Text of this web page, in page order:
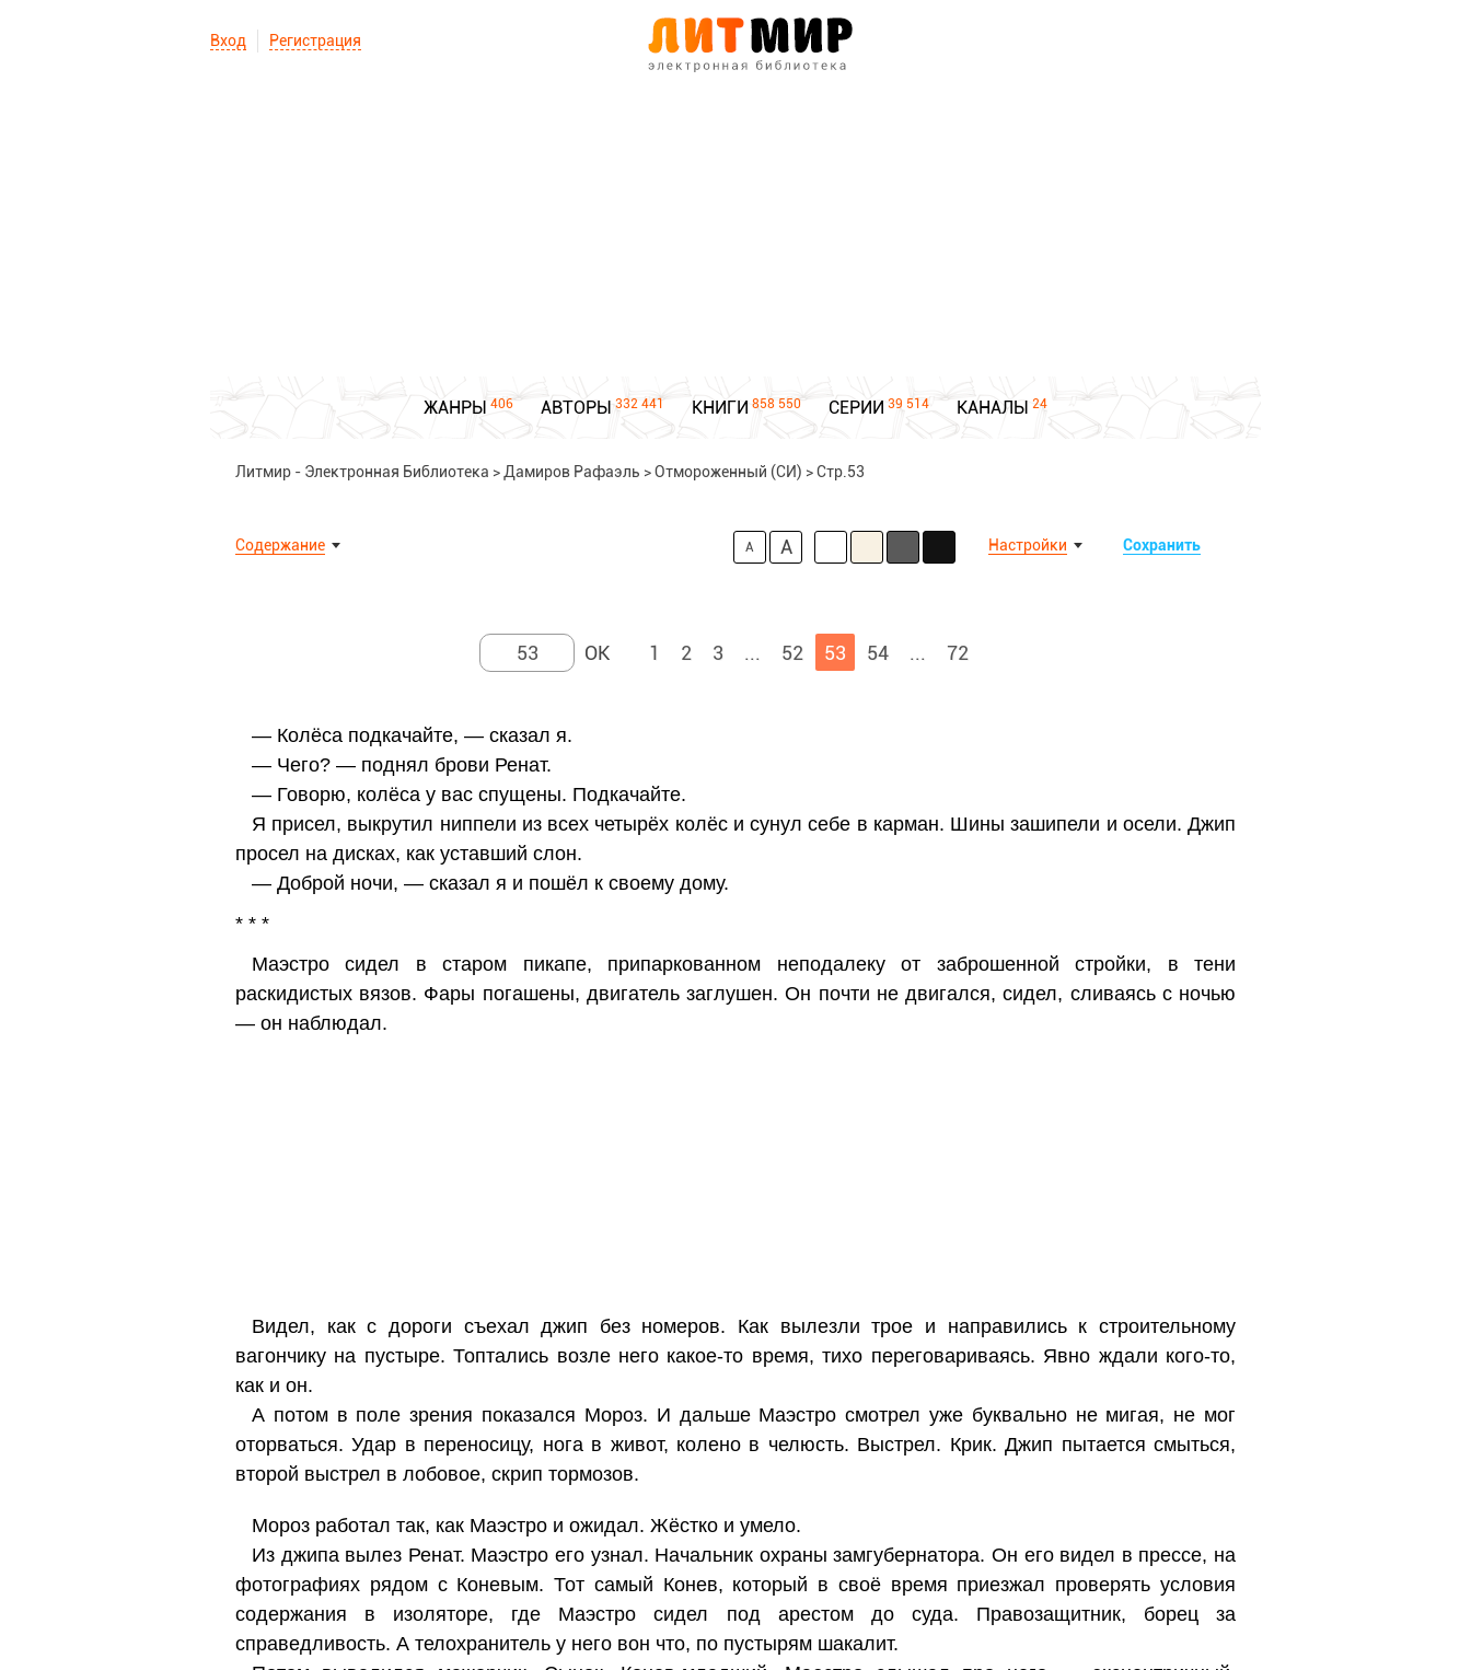
Вход Регистрация
ЖАНРЫ 406 АВТОРЫ 332 441 КНИГИ 858 550 СЕРИИ 39 514 КАНАЛЫ 24
Литмир - Электронная Библиотека > Дамиров Рафаэль >Отмороженный (СИ) >Стр.53
Содержание Сохранить
Настройки
A A
1 2 3 ... 52 53 54 ... 72
— Колёса подкачайте, — сказал я.
— Чего? — поднял брови Ренат.
— Говорю, колёса у вас спущены. Подкачайте.
Я присел, выкрутил ниппели из всех четырёх колёс и сунул себе в карман. Шины зашипели и осели. Джип
просел на дисках, как уставший слон.
— Доброй ночи, — сказал я и пошёл к своему дому.
* * *
Маэстро сидел в старом пикапе, припаркованном неподалеку от заброшенной стройки, в тени
раскидистых вязов. Фары погашены, двигатель заглушен. Он почти не двигался, сидел, сливаясь с ночью
— он наблюдал.
Видел, как с дороги съехал джип без номеров. Как вылезли трое и направились к строительному
вагончику на пустыре. Топтались возле него какое-то время, тихо переговариваясь. Явно ждали кого-то,
как и он.
А потом в поле зрения показался Мороз. И дальше Маэстро смотрел уже буквально не мигая, не мог
оторваться. Удар в переносицу, нога в живот, колено в челюсть. Выстрел. Крик. Джип пытается смыться,
второй выстрел в лобовое, скрип тормозов.
Мороз работал так, как Маэстро и ожидал. Жёстко и умело.
Из джипа вылез Ренат. Маэстро его узнал. Начальник охраны замгубернатора. Он его видел в прессе, на
фотографиях рядом с Коневым. Тот самый Конев, который в своё время приезжал проверять условия
содержания в изоляторе, где Маэстро сидел под арестом до суда. Правозащитник, борец за
справедливость. А телохранитель у него вон что, по пустырям шакалит.